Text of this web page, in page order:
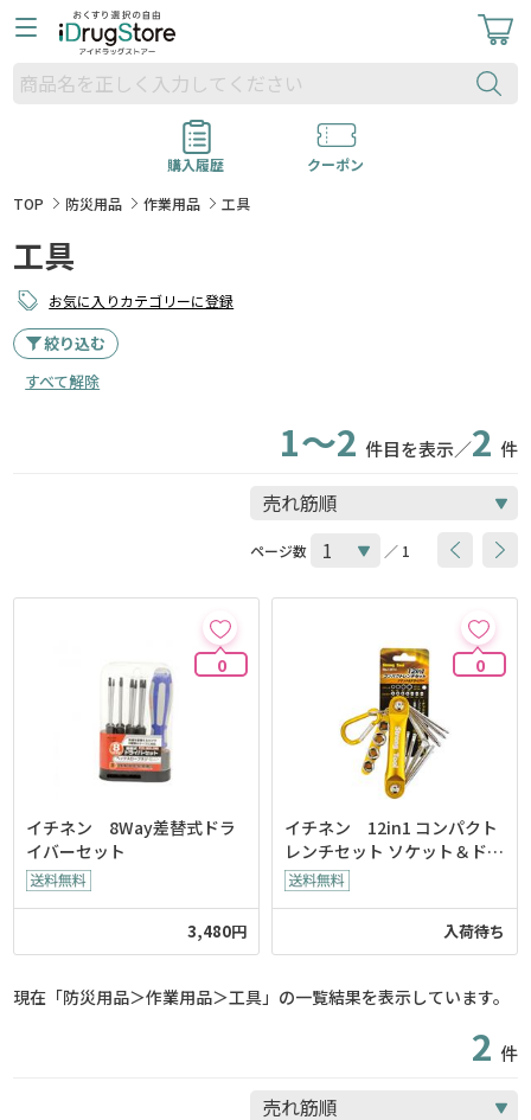
購入履歴
クーポン
TOP
防災用品 作業用品 工具
工具
お気に入りカテゴリーに登録
絞り込む
すべて解除
1～2 件目を表示／2 件
ページ数 ／ 1
0
イチネン 8Way差替式ドラ
イバーセット
3,480円
0
イチネン 12in1 コンパクト
レンチセット ソケット＆ドラ
イバー
入荷待ち
現在「防災用品＞作業用品＞工具」の一覧結果を表示しています。
2 件